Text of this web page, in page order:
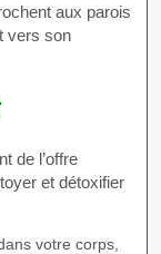
aux parois
vers son
de l’offre
et détoxifier
votre corps,